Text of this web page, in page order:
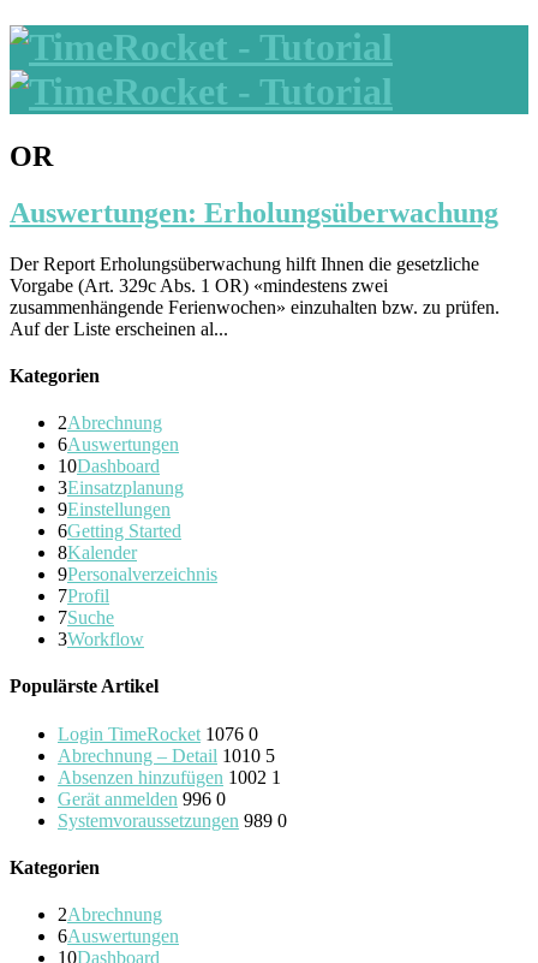
OR
Auswertungen: Erholungsüberwachung
Der Report Erholungsüberwachung hilft Ihnen die gesetzliche
Vorgabe (Art. 329c Abs. 1 OR) «mindestens zwei
zusammenhängende Ferienwochen» einzuhalten bzw. zu prüfen.
Auf der Liste erscheinen al...
Kategorien
2Abrechnung
6Auswertungen
10Dashboard
3Einsatzplanung
9Einstellungen
6Getting Started
8Kalender
9Personalverzeichnis
7Profil
7Suche
3Workflow
Populärste Artikel
Login TimeRocket 1076 0
Abrechnung – Detail 1010 5
Absenzen hinzufügen 1002 1
Gerät anmelden 996 0
Systemvoraussetzungen 989 0
Kategorien
2Abrechnung
6Auswertungen
10Dashboard